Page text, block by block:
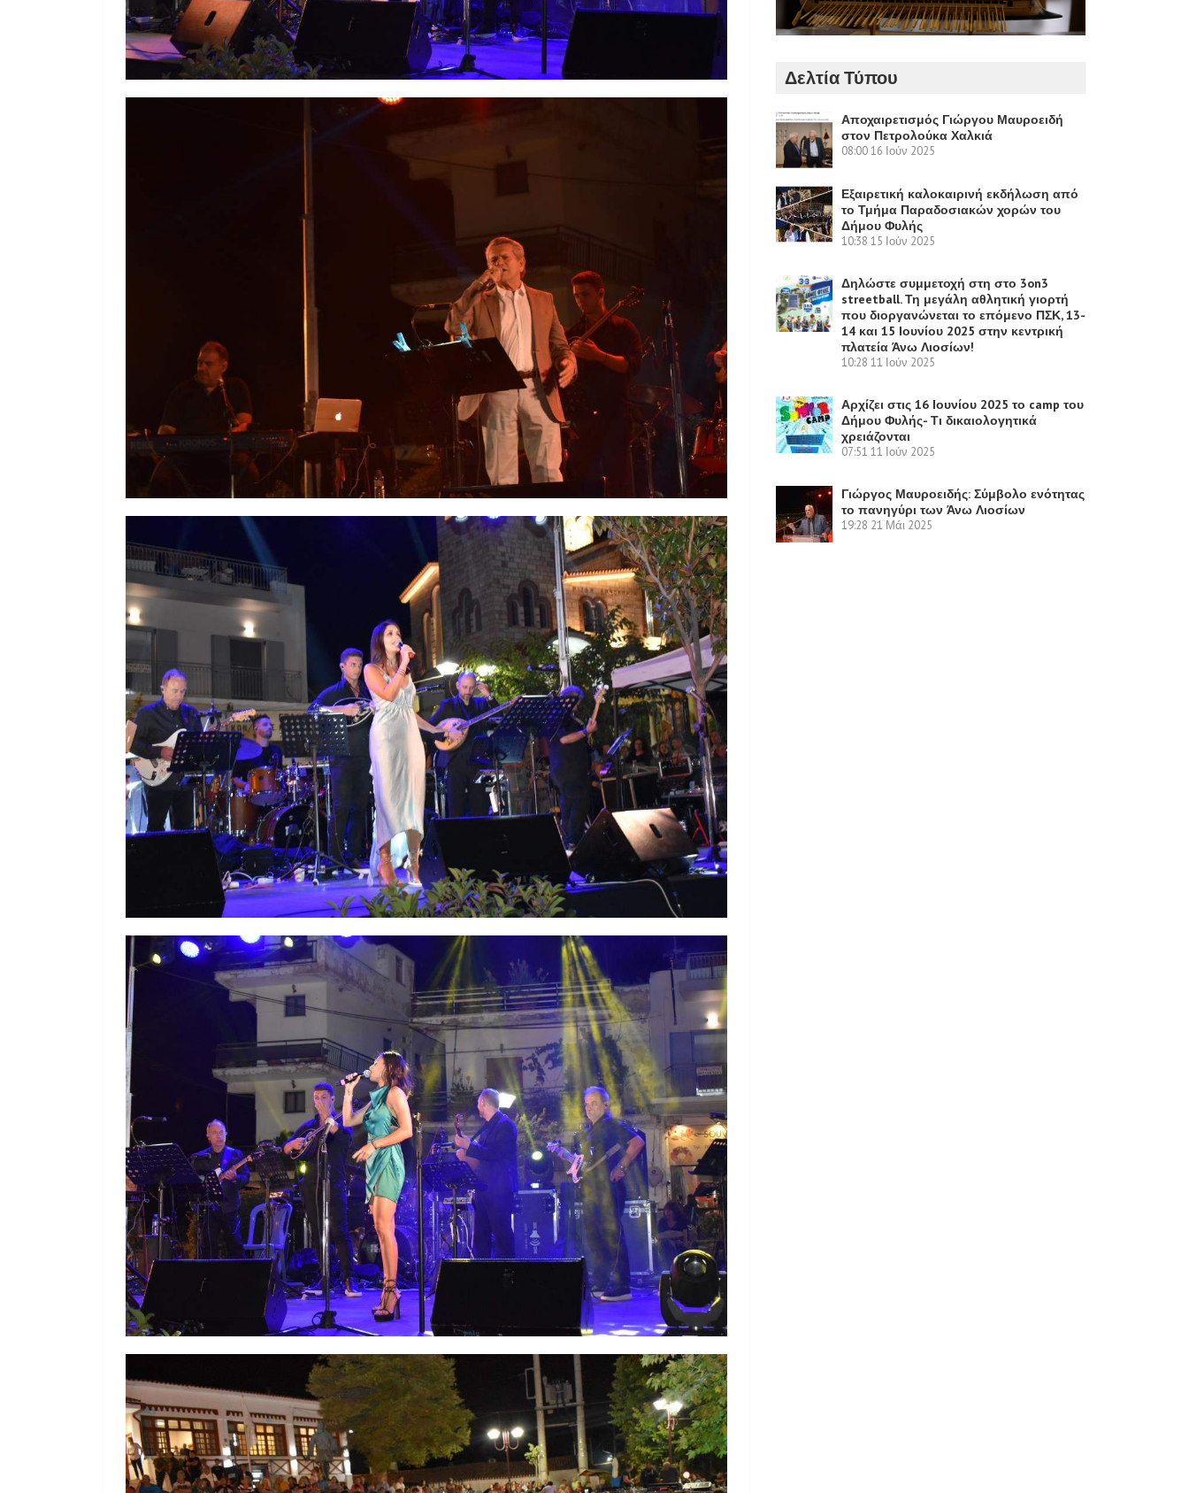
Δελτία Τύπου
Αποχαιρετισμός Γιώργου Μαυροειδή
στον Πετρολούκα Χαλκιά
08:0016 Ιούν 2025
Εξαιρετική καλοκαιρινή εκδήλωση από
το Τμήμα Παραδοσιακών χορών του
Δήμου Φυλής
10:38 15 Ιούν 2025
Δηλώστε συμμετοχή στη στο 3on3
streetball. Τη μεγάλη αθλητική γιορτή
που διοργανώνεται το επόμενο ΠΣΚ, 13-
14 και 15 Ιουνίου 2025 στην κεντρική
πλατεία Άνω Λιοσίων!
10:28 11 Ιούν 2025
Αρχίζει στις 16 Ιουνίου 2025 το camp του
Δήμου Φυλής- Τι δικαιολογητικά
χρειάζονται
07:51 11 Ιούν 2025
Γιώργος Μαυροειδής: Σύμβολο ενότητας
το πανηγύρι των Άνω Λιοσίων
19:28 21 Μάι 2025